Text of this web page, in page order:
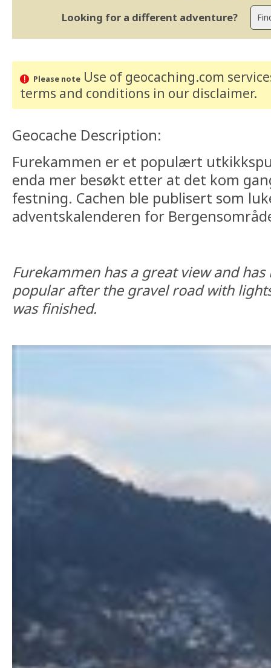
Looking for a different adventure?
Please noteUse of geocaching.com
terms and conditions in our disclaimer.
Geocache Description:
Furekammen er et populært
enda mer besøkt etter at det kom
festning. Cachen ble publisert som
adventskalenderen for
Furekammen has a great view and
popular after the gravel road with
was finished.